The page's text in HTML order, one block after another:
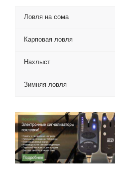
Ловля на сома
Карповая ловля
Нахлыст
Зимняя ловля